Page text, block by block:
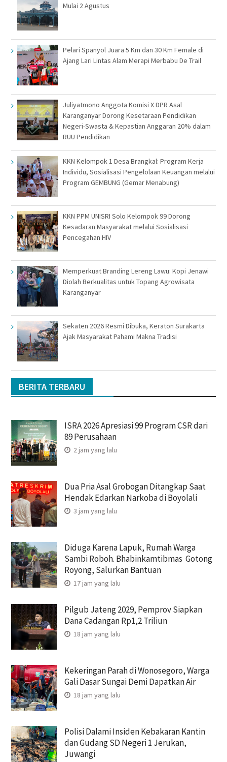
Mulai 2 Agustus
Pelari Spanyol Juara 5 Km dan 30 Km Female di
Ajang Lari Lintas Alam Merapi Merbabu De Trail
Juliyatmono Anggota Komisi X DPR Asal
Karanganyar Dorong Kesetaraan Pendidikan
Negeri-Swasta & Kepastian Anggaran 20% dalam
RUU Pendidikan
KKN Kelompok 1 Desa Brangkal: Program Kerja
Individu, Sosialisasi Pengelolaan Keuangan melalui
Program GEMBUNG (Gemar Menabung)
KKN PPM UNISRI Solo Kelompok 99 Dorong
Kesadaran Masyarakat melalui Sosialisasi
Pencegahan HIV
Memperkuat Branding Lereng Lawu: Kopi Jenawi
Diolah Berkualitas untuk Topang Agrowisata
Karanganyar
Sekaten 2026 Resmi Dibuka, Keraton Surakarta
Ajak Masyarakat Pahami Makna Tradisi
BERITA TERBARU
ISRA 2026 Apresiasi 99 Program CSR dari
89 Perusahaan
2 jam yang lalu
Dua Pria Asal Grobogan Ditangkap Saat
Hendak Edarkan Narkoba di Boyolali
3 jam yang lalu
Diduga Karena Lapuk, Rumah Warga
Sambi Roboh. Bhabinkamtibmas Gotong
Royong, Salurkan Bantuan
17 jam yang lalu
Pilgub Jateng 2029, Pemprov Siapkan
Dana Cadangan Rp1,2 Triliun
18 jam yang lalu
Kekeringan Parah di Wonosegoro, Warga
Gali Dasar Sungai Demi Dapatkan Air
18 jam yang lalu
Polisi Dalami Insiden Kebakaran Kantin
dan Gudang SD Negeri 1 Jerukan,
Juwangi